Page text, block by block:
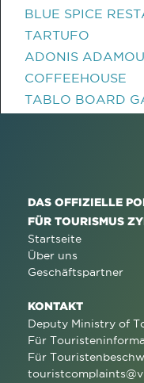
BLUE SPICE
TARTUFO
ADONIS
COFFEEHOUSE
TABLO BOARD
DAS OFFIZIELLE
FÜR TOURISMUS
Startseite
Über uns
Geschäftspartner
KONTAKT
Deputy Ministry of
Für
Für